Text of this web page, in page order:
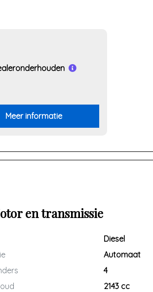
Meer informatie
en transmissie
Diesel
Automaat
4
2143 cc